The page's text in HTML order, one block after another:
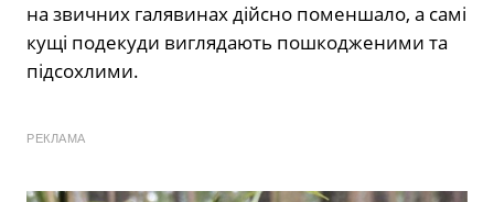
на звичних галявинах дійсно поменшало, а самі
кущі подекуди виглядають пошкодженими та
підсохлими.
РЕКЛАМА